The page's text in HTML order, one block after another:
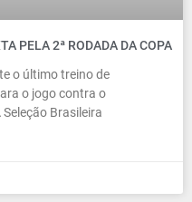
PELA 2ª RODADA DA COPA
o último treino de
o jogo contra o
Brasileira